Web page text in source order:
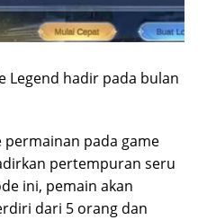
Legend hadir pada bulan
pada game
pertempuran seru
ini, pemain akan
dari 5 orang dan